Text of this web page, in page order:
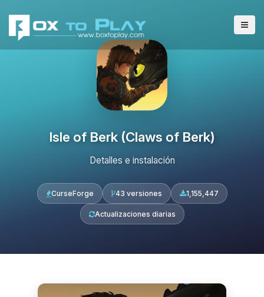
Isle of Berk (Claws of Berk)
Detalles e instalación
CurseForge 43 versiones 1,155,447
Actualizaciones diarias